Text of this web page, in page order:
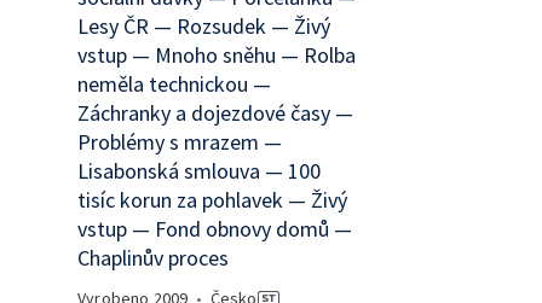
Lesy ČR — Rozsudek — Živý
vstup — Mnoho sněhu — Rolba
neměla technickou —
Záchranky a dojezdové časy —
Problémy s mrazem —
Lisabonská smlouva — 100
tisíc korun za pohlavek — Živý
vstup — Fond obnovy domů —
Chaplinův proces
Vyrobeno 2009 • Česko